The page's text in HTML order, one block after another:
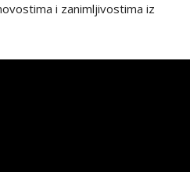
i zanimljivostima iz